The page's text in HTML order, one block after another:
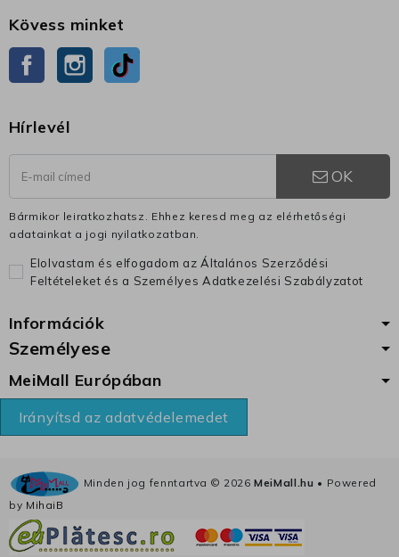
Kövess minket
Facebook Instagram
Hírlevél
OK
Bármikor leiratkozhatsz. Ehhez keresd meg az elérhetőségi
adatainkat a jogi nyilatkozatban.
Elolvastam és elfogadom az Általános Szerződési
Feltételeket és a Személyes Adatkezelési Szabályzatot
Információk
Személyese
MeiMall Európában
Irányítsd az adatvédelemedet
Minden jog fenntartva © 2026MeiMall.hu • Powered
by MihaiB